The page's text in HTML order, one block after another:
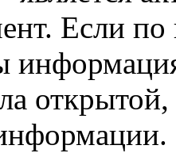
Если
открытой,